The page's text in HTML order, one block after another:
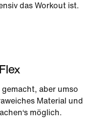
das Workout ist.
aber umso
Material und
möglich.